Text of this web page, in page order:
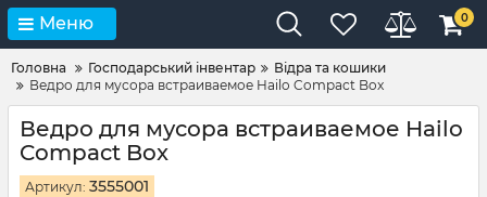
Меню 0
Головна Господарський інвентар
Відра та кошики
Ведро для мусора встраиваемое Hailo Compact Box
Ведро для мусора встраиваемое Hailo
Compact Box
Артикул: 3555001